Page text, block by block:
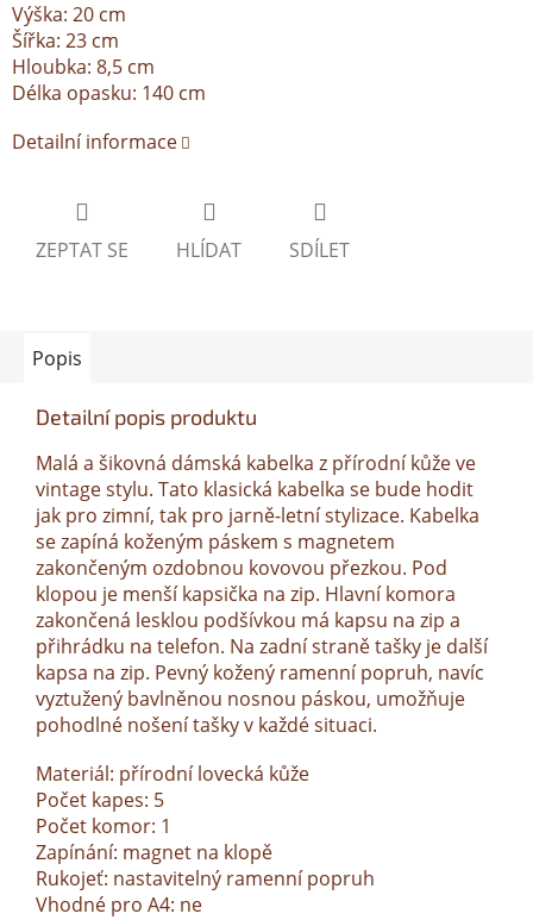
Výška: 20 cm
Šířka: 23 cm
Hloubka: 8,5 cm
Délka opasku: 140 cm
Detailní informace
ZEPTAT SE HLÍDAT SDÍLET
Popis
Detailní popis produktu
Malá a šikovná dámská kabelka z přírodní kůže ve
vintage stylu. Tato klasická kabelka se bude hodit
jak pro zimní, tak pro jarně-letní stylizace. Kabelka
se zapíná koženým páskem s magnetem
zakončeným ozdobnou kovovou přezkou. Pod
klopou je menší kapsička na zip. Hlavní komora
zakončená lesklou podšívkou má kapsu na zip a
přihrádku na telefon. Na zadní straně tašky je další
kapsa na zip. Pevný kožený ramenní popruh, navíc
vyztužený bavlněnou nosnou páskou, umožňuje
pohodlné nošení tašky v každé situaci.
Materiál: přírodní lovecká kůže
Počet kapes: 5
Počet komor: 1
Zapínání: magnet na klopě
Rukojeť: nastavitelný ramenní popruh
Vhodné pro A4: ne